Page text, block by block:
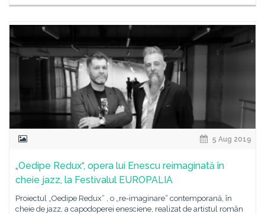
5 Aug 2019
„Oedipe Redux“, opera lui Enescu reimaginată în
cheie jazz, la Festivalul EUROPALIA
Proiectul „Oedipe Redux“ , o „re-imaginare“ contemporană, în
cheie de jazz, a capodoperei enesciene, realizat de artistul român